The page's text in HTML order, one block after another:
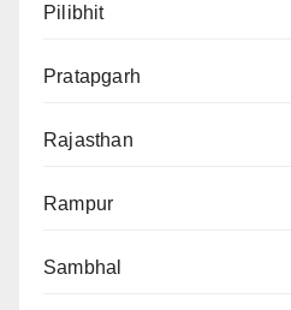
Pilibhit
Pratapgarh
Rajasthan
Rampur
Sambhal